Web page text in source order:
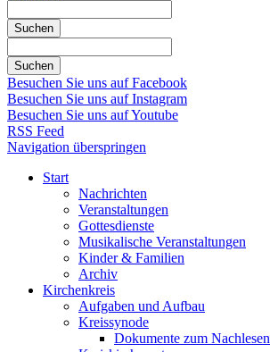
Suchen
Suchen
Besuchen Sie uns auf Facebook
Besuchen Sie uns auf Instagram
Besuchen Sie uns auf Youtube
RSS Feed
Navigation überspringen
Start
Nachrichten
Veranstaltungen
Gottesdienste
Musikalische Veranstaltungen
Kinder & Familien
Archiv
Kirchenkreis
Aufgaben und Aufbau
Kreissynode
Dokumente zum Nachlesen